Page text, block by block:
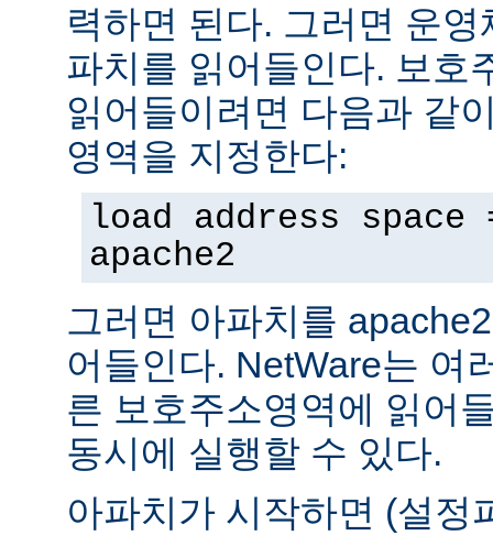
력하면 된다. 그러면 운
파치를 읽어들인다. 보호
읽어들이려면 다음과 같
영역을 지정한다:
load address space
apache2
그러면 아파치를
어들인다. NetWare는 여
른 보호주소영역에 읽어
동시에 실행할 수 있다.
아파치가 시작하면 (설정